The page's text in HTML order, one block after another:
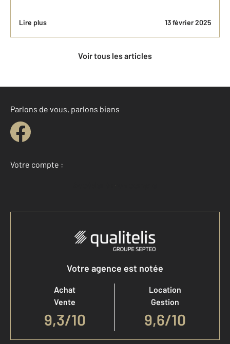
Lire plus 13 février 2025
Voir tous les articles
Parlons de vous, parlons biens
Votre compte :
Accéder à mon compte
Votre agence est notée
Achat
Vente
9,3/10
Location
Gestion
9,6/10